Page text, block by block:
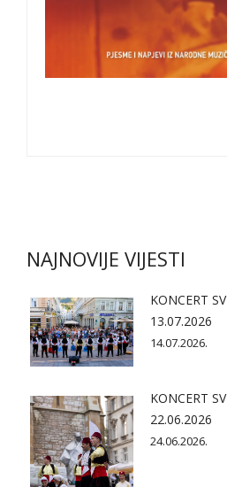
NAJNOVIJE VIJESTI
KONCERT
13.07.2026
14.07.2026.
KONCERT
22.06.2026
24.06.2026.